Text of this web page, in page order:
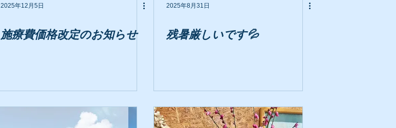
2025年12月5日
施療費価格改定のお知らせ
2025年8月31日
残暑厳しいです💦